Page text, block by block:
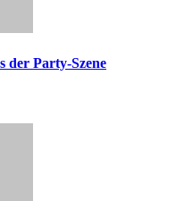
der Party-Szene